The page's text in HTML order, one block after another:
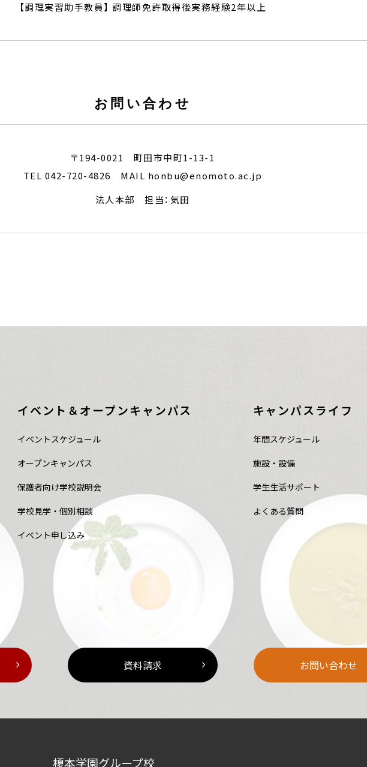
【調理実習助手教員】 調理師免許取得後実務経験2年以上
お問い合わせ
〒194-0021 町田市中町1-13-1
TEL 042-720-4826 MAIL honbu@enomoto.ac.jp
法人本部 担当：気田
イベント＆オープンキャンパス
イベントスケジュール
オープンキャンパス
保護者向け学校説明会
学校見学・個別相談
イベント申し込み
キャンパスライフ
年間スケジュール
施設・設備
学生生活サポート
よくある質問
資料請求 お問い合わせ
榎本学園グループ校